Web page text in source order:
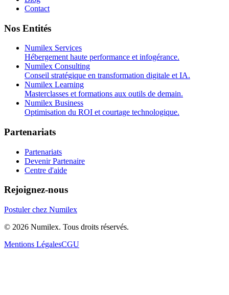
Contact
Nos Entités
Numilex Services
Hébergement haute performance et infogérance.
Numilex Consulting
Conseil stratégique en transformation digitale et IA.
Numilex Learning
Masterclasses et formations aux outils de demain.
Numilex Business
Optimisation du ROI et courtage technologique.
Partenariats
Partenariats
Devenir Partenaire
Centre d'aide
Rejoignez-nous
Postuler chez Numilex
© 2026 Numilex. Tous droits réservés.
Mentions LégalesCGU